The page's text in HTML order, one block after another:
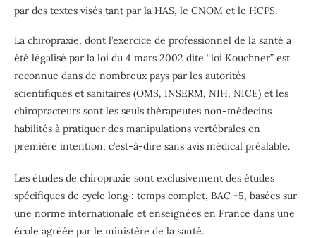
par des textes visés tant par la HAS, le CNOM et le HCPS.
La chiropraxie, dont l’exercice de professionnel de la santé a
été légalisé par la loi du 4 mars 2002 dite “loi Kouchner” est
reconnue dans de nombreux pays par les autorités
scientifiques et sanitaires (OMS, INSERM, NIH, NICE) et les
chiropracteurs sont les seuls thérapeutes non-médecins
habilités à pratiquer des manipulations vertébrales en
première intention, c’est-à-dire sans avis médical préalable.
Les études de chiropraxie sont exclusivement des études
spécifiques de cycle long : temps complet, BAC +5, basées sur
une norme internationale et enseignées en France dans une
école agréée par le ministère de la santé.